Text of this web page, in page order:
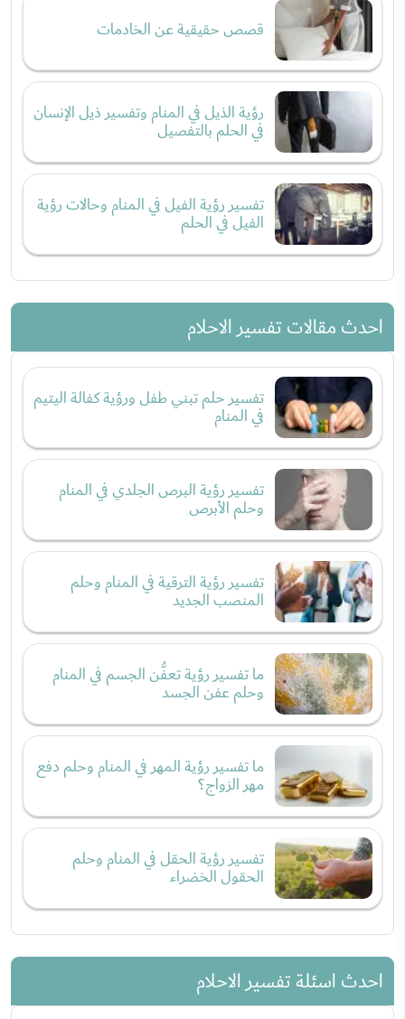
قصص حقيقية عن الخادمات
رؤية الذيل في المنام وتفسير ذيل الإنسان
في الحلم بالتفصيل
تفسير رؤية الفيل في المنام وحالات رؤية
الفيل في الحلم
احدث مقالات تفسير الاحلام
تفسير حلم تبني طفل ورؤية كفالة اليتيم
في المنام
تفسير رؤية البرص الجلدي في المنام
وحلم الأبرص
تفسير رؤية الترقية في المنام وحلم
المنصب الجديد
ما تفسير رؤية تعفُّن الجسم في المنام
وحلم عفن الجسد
ما تفسير رؤية المهر في المنام وحلم دفع
مهر الزواج؟
تفسير رؤية الحقل في المنام وحلم
الحقول الخضراء
احدث اسئلة تفسير الاحلام